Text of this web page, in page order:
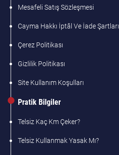
Mesafeli Satış Sözleşmesi
Cayma Hakkı İptâl Ve İade Şartları
Çerez Politikası
Gizlilik Politikası
Site Kullanım Koşulları
Pratik Bilgiler
Telsiz Kaç Km Çeker?
Telsiz Kullanmak Yasak Mı?